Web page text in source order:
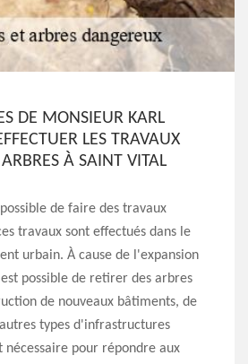
DE MONSIEUR KARL
LES TRAVAUX
À SAINT VITAL
de faire des travaux
travaux sont effectués dans le
urbain. À cause de l'expansion
possible de retirer des arbres
de nouveaux bâtiments, de
types d'infrastructures
nécessaire pour répondre aux